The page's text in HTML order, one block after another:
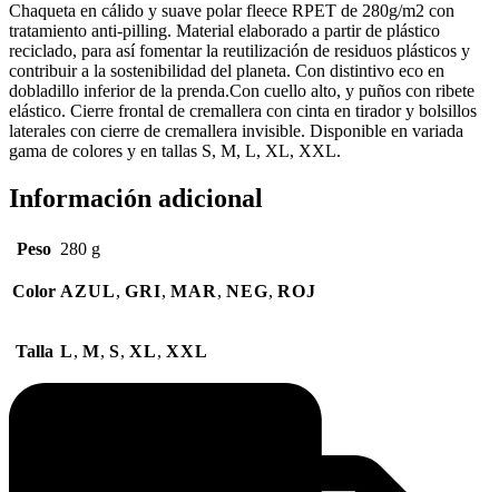
Chaqueta en cálido y suave polar fleece RPET de 280g/m2 con
tratamiento anti-pilling. Material elaborado a partir de plástico
reciclado, para así fomentar la reutilización de residuos plásticos y
contribuir a la sostenibilidad del planeta. Con distintivo eco en
dobladillo inferior de la prenda.Con cuello alto, y puños con ribete
elástico. Cierre frontal de cremallera con cinta en tirador y bolsillos
laterales con cierre de cremallera invisible. Disponible en variada
gama de colores y en tallas S, M, L, XL, XXL.
Información adicional
Peso 280 g
Color AZUL, GRI, MAR, NEG, ROJ
Talla L, M, S, XL, XXL